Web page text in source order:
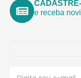
e receba